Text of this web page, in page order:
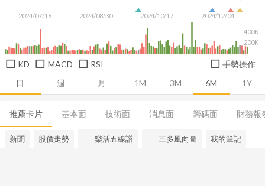
日 週 月 1M 3M 6M 1Y
2024/07/16 2024/08/30 2024/10/17 2024/12/04
200K
400K
KD MACD RSI 手勢操作
推薦卡片 基本面 技術面 消息面 籌碼面 財務報
新聞 股價走勢 樂活五線譜 三多風向圖 我的筆記